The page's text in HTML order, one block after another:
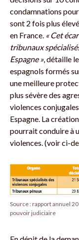
condamnations
sont 2 fois plus
en France. « Cet
tribunaux
Espagne », détaille
espagnols formés
une meilleure
plus sévère des
violences
Espagne. La
pourrait conduire à
violences. (voir ci-
Source : rapport annuel
pouvoir judiciaire